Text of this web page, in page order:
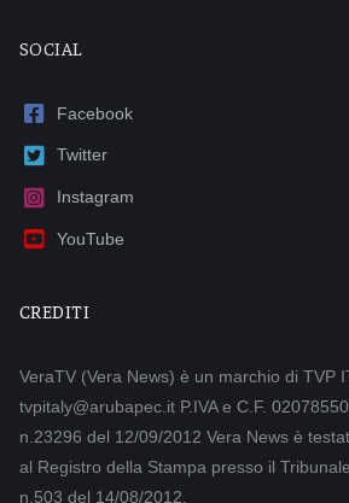
SOCIAL
Facebook
Twitter
Instagram
YouTube
CREDITI
VeraTV (Vera News) è un marchio di TVP
tvpitaly@arubapec.it P.IVA e C.F.
n.23296 del 12/09/2012 Vera News è
al Registro della Stampa presso il
n.503 del 14/08/2012.